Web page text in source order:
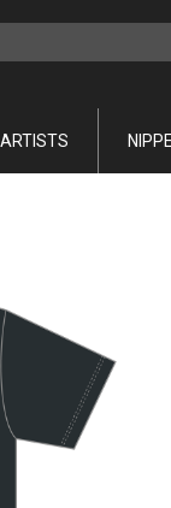
ARTISTS